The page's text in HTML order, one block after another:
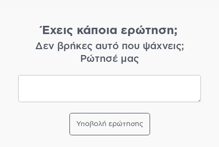
Έχεις κάποια ερώτηση;
Δεν βρήκες αυτό που ψάχνεις;
Ρώτησέ μας
Υποβολή ερώτησης